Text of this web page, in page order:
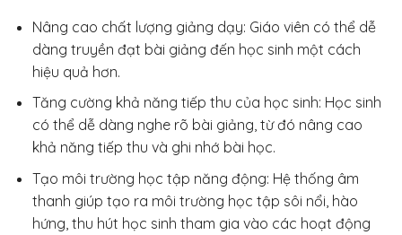
Nâng cao chất lượng giảng dạy: Giáo viên có thể dễ
dàng truyền đạt bài giảng đến học sinh một cách
hiệu quả hơn.
Tăng cường khả năng tiếp thu của học sinh: Học sinh
có thể dễ dàng nghe rõ bài giảng, từ đó nâng cao
khả năng tiếp thu và ghi nhớ bài học.
Tạo môi trường học tập năng động: Hệ thống âm
thanh giúp tạo ra môi trường học tập sôi nổi, hào
hứng, thu hút học sinh tham gia vào các hoạt động